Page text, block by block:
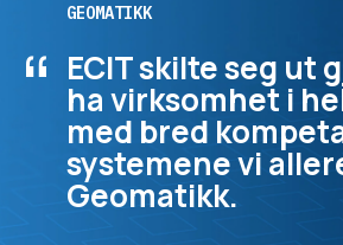
“
GEOMATIKK
ECIT skilte seg ut
ha virksomhet i
med bred
systemene vi
Geomatikk.